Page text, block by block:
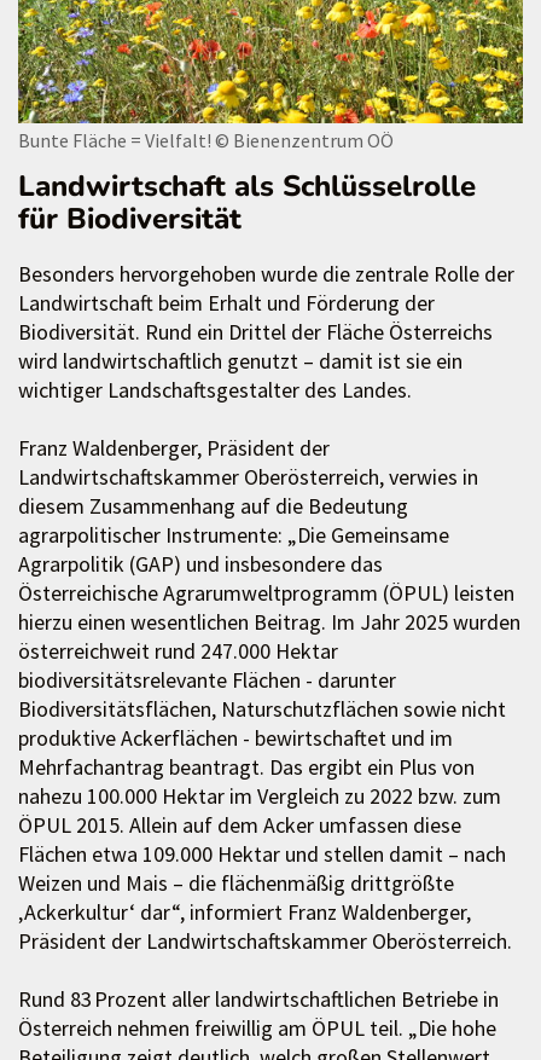
Bunte Fläche = Vielfalt! © Bienenzentrum OÖ
Landwirtschaft als Schlüsselrolle
für Biodiversität
Besonders hervorgehoben wurde die zentrale Rolle der
Landwirtschaft beim Erhalt und Förderung der
Biodiversität. Rund ein Drittel der Fläche Österreichs
wird landwirtschaftlich genutzt – damit ist sie ein
wichtiger Landschaftsgestalter des Landes.
Franz Waldenberger, Präsident der
Landwirtschaftskammer Oberösterreich, verwies in
diesem Zusammenhang auf die Bedeutung
agrarpolitischer Instrumente: „Die Gemeinsame
Agrarpolitik (GAP) und insbesondere das
Österreichische Agrarumweltprogramm (ÖPUL) leisten
hierzu einen wesentlichen Beitrag. Im Jahr 2025 wurden
österreichweit rund 247.000 Hektar
biodiversitätsrelevante Flächen - darunter
Biodiversitätsflächen, Naturschutzflächen sowie nicht
produktive Ackerflächen - bewirtschaftet und im
Mehrfachantrag beantragt. Das ergibt ein Plus von
nahezu 100.000 Hektar im Vergleich zu 2022 bzw. zum
ÖPUL 2015. Allein auf dem Acker umfassen diese
Flächen etwa 109.000 Hektar und stellen damit – nach
Weizen und Mais – die flächenmäßig drittgrößte
‚Ackerkultur‘ dar“, informiert Franz Waldenberger,
Präsident der Landwirtschaftskammer Oberösterreich.
Rund 83 Prozent aller landwirtschaftlichen Betriebe in
Österreich nehmen freiwillig am ÖPUL teil. „Die hohe